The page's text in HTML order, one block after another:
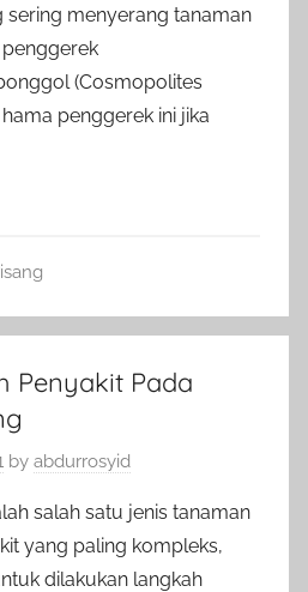
sering menyerang tanaman
(Cosmopolites
penggerek ini jika
Penyakit Pada
by abdurrosyid
salah satu jenis tanaman
yang paling kompleks,
dilakukan langkah